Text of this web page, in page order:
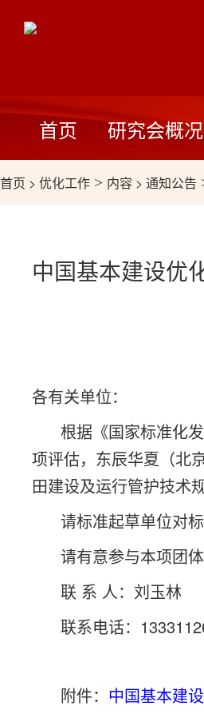
首页 研究会概况
首页 > 优化工作 > 内容 > 通知公告
中国基本建设优
各有关单位：
根据《国家标准化发
项评估，东辰华夏（北
田建设及运行管护技术
请标准起草单位对标
请有意参与本项团体
联 系 人：刘玉林
联系电话：
附件： 中国基本建